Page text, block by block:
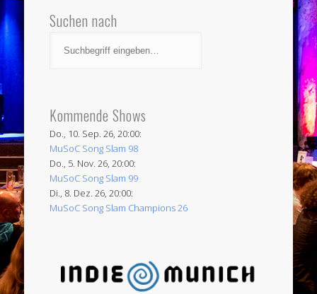
Suchen nach
Kommende Shows
Do., 10. Sep. 26, 20:00:
MuSoC Song Slam 98
Do., 5. Nov. 26, 20:00:
MuSoC Song Slam 99
Di., 8. Dez. 26, 20:00:
MuSoC Song Slam Champions 26